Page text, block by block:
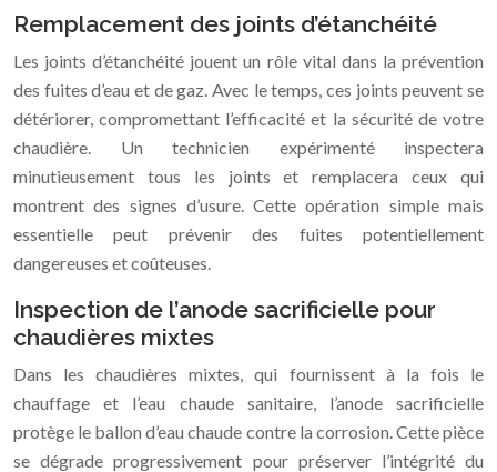
Remplacement des joints d’étanchéité
Les joints d’étanchéité jouent un rôle vital dans la prévention
des fuites d’eau et de gaz. Avec le temps, ces joints peuvent se
détériorer, compromettant l’efficacité et la sécurité de votre
chaudière. Un technicien expérimenté inspectera
minutieusement tous les joints et remplacera ceux qui
montrent des signes d’usure. Cette opération simple mais
essentielle peut prévenir des fuites potentiellement
dangereuses et coûteuses.
Inspection de l’anode sacrificielle pour
chaudières mixtes
Dans les chaudières mixtes, qui fournissent à la fois le
chauffage et l’eau chaude sanitaire, l’anode sacrificielle
protège le ballon d’eau chaude contre la corrosion. Cette pièce
se dégrade progressivement pour préserver l’intégrité du